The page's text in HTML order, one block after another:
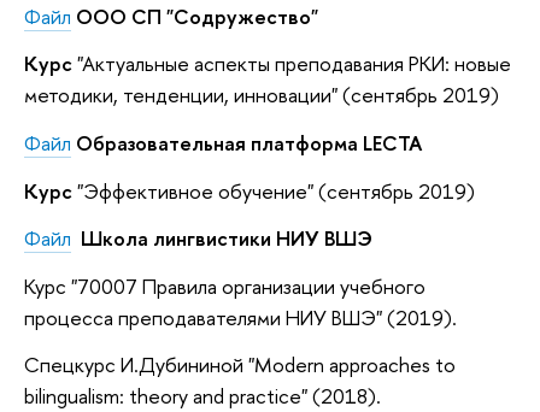
Файл ООО СП "Содружество"
Курс"Актуальные аспекты преподавания РКИ: новые
методики, тенденции, инновации" (сентябрь 2019)
Файл Образовательная платформа LECTA
Курс"Эффективное обучение" (сентябрь 2019)
Файл Школа лингвистики НИУ ВШЭ
Курс "70007 Правила организации учебного
процесса преподавателями НИУ ВШЭ" (2019).
Спецкурс И.Дубининой "Modern approaches to
bilingualism: theory and practice" (2018).